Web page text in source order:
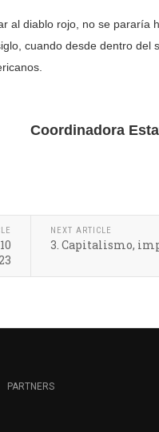
diablo rojo, no se pararía
cuando desde dentro del
Coordinadora
NEXT ARTICLE
3. Capitalismo,
PARTNERS